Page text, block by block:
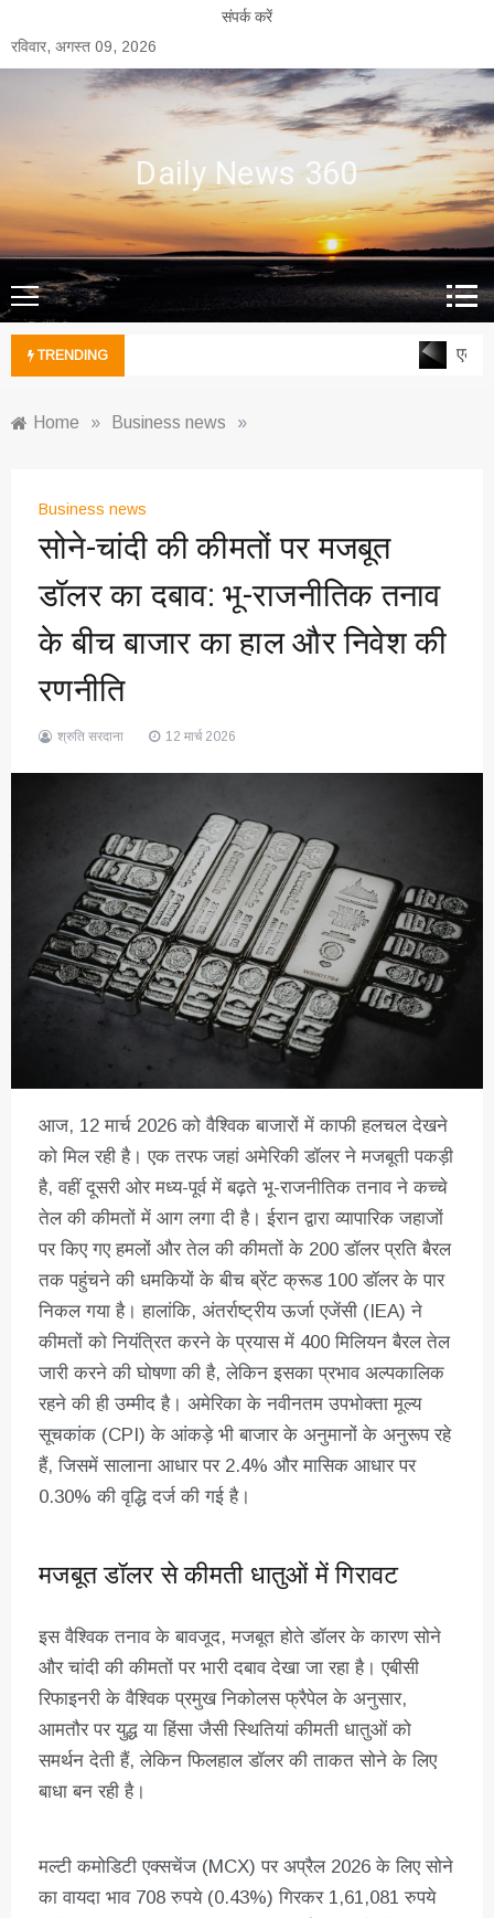
to
content
संपर्क करें
रविवार, अगस्त 09, 2026
Daily News 360
TRENDING
Home » Business news »
Business news
सोने-चांदी की कीमतों पर मजबूत
डॉलर का दबाव: भू-राजनीतिक तनाव
के बीच बाजार का हाल और निवेश की
रणनीति
श्रुति सरदाना 12 मार्च 2026
आज, 12 मार्च 2026 को वैश्विक बाजारों में काफी हलचल देखने
को मिल रही है। एक तरफ जहां अमेरिकी डॉलर ने मजबूती पकड़ी
है, वहीं दूसरी ओर मध्य-पूर्व में बढ़ते भू-राजनीतिक तनाव ने कच्चे
तेल की कीमतों में आग लगा दी है। ईरान द्वारा व्यापारिक जहाजों
पर किए गए हमलों और तेल की कीमतों के 200 डॉलर प्रति बैरल
तक पहुंचने की धमकियों के बीच ब्रेंट क्रूड 100 डॉलर के पार
निकल गया है। हालांकि, अंतर्राष्ट्रीय ऊर्जा एजेंसी (IEA) ने
कीमतों को नियंत्रित करने के प्रयास में 400 मिलियन बैरल तेल
जारी करने की घोषणा की है, लेकिन इसका प्रभाव अल्पकालिक
रहने की ही उम्मीद है। अमेरिका के नवीनतम उपभोक्ता मूल्य
सूचकांक (CPI) के आंकड़े भी बाजार के अनुमानों के अनुरूप रहे
हैं, जिसमें सालाना आधार पर 2.4% और मासिक आधार पर
0.30% की वृद्धि दर्ज की गई है।
मजबूत डॉलर से कीमती धातुओं में गिरावट
इस वैश्विक तनाव के बावजूद, मजबूत होते डॉलर के कारण सोने
और चांदी की कीमतों पर भारी दबाव देखा जा रहा है। एबीसी
रिफाइनरी के वैश्विक प्रमुख निकोलस फ्रैपेल के अनुसार,
आमतौर पर युद्ध या हिंसा जैसी स्थितियां कीमती धातुओं को
समर्थन देती हैं, लेकिन फिलहाल डॉलर की ताकत सोने के लिए
बाधा बन रही है।
मल्टी कमोडिटी एक्सचेंज (MCX) पर अप्रैल 2026 के लिए सोने
का वायदा भाव 708 रुपये (0.43%) गिरकर 1,61,081 रुपये